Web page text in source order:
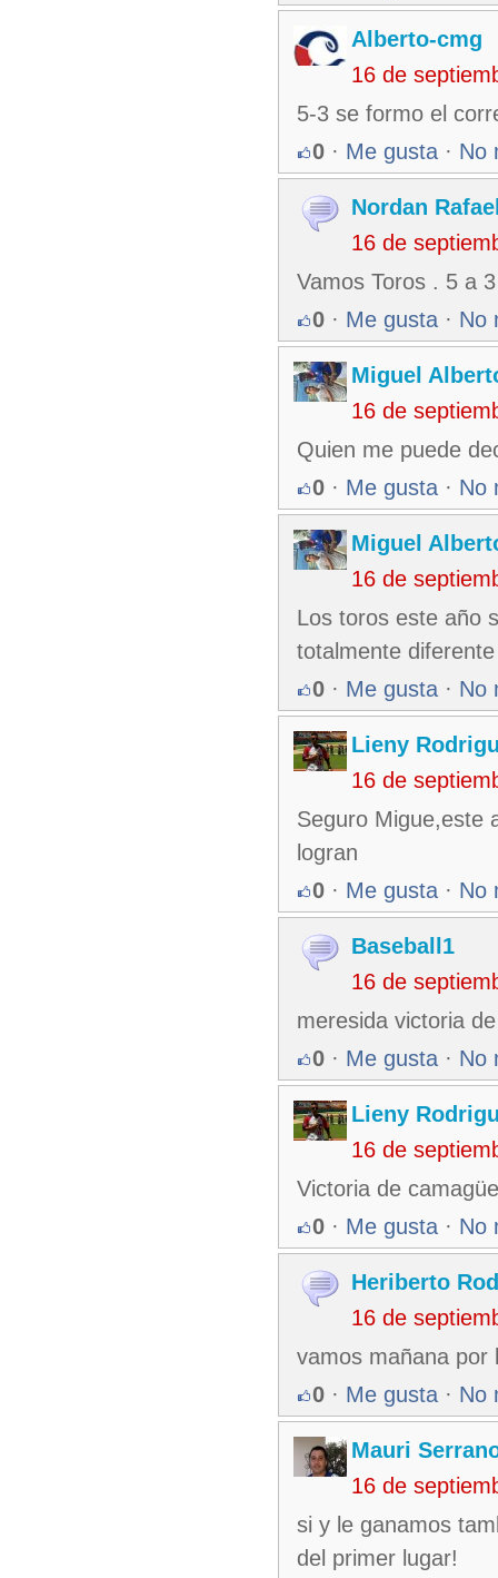
Alberto-cmg
16 de
5-3 se formo el
0 · Me gusta · No
Nordan
16 de
Vamos Toros . 5 a 3
0 · Me gusta · No
Miguel
16 de
Quien me puede
0 · Me gusta · No
Miguel
16 de
Los toros este año
totalmente
0 · Me gusta · No
Lieny
16 de
Seguro Migue,este
logran
0 · Me gusta · No
Baseball1
16 de
meresida victoria
0 · Me gusta · No
Lieny
16 de
Victoria de
0 · Me gusta · No
Heriberto
16 de
vamos mañana por
0 · Me gusta · No
Mauri
16 de
si y le ganamos
del primer lugar!